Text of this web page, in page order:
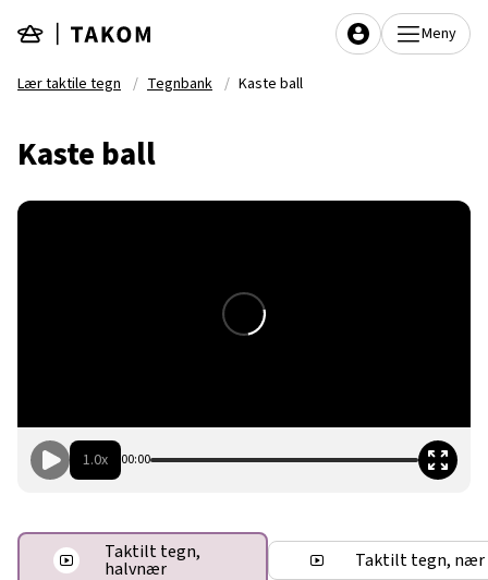
Meny
Lær taktile tegn Tegnbank Kaste ball
Kaste ball
1.0x 00:00
Taktilt tegn,
halvnær Taktilt tegn, nær